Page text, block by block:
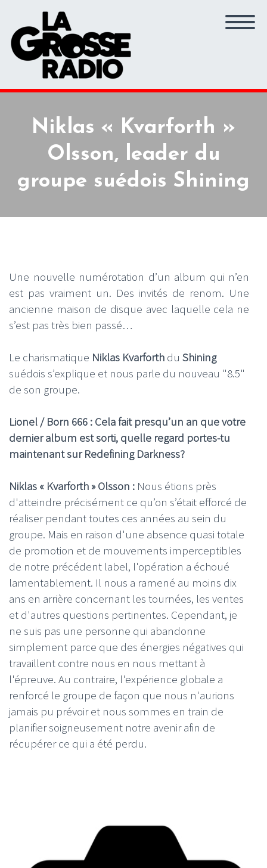
Niklas « Kvarforth »
Olsson, leader du
groupe suédois Shining
Une nouvelle numérotation d’un album qui n’en
est pas vraiment un. Des invités de renom. Une
ancienne maison de disque avec laquelle cela ne
s’est pas très bien passé…
Le charismatique Niklas Kvarforth du Shining
suédois s’explique et nous parle du nouveau "8.5"
de son groupe.
Lionel / Born 666 : Cela fait presqu’un an que votre
dernier album est sorti, quelle regard portes-tu
maintenant sur Redefining Darkness?
Niklas « Kvarforth » Olsson : Nous étions près
d'atteindre précisément ce qu’on s’était efforcé de
réaliser pendant toutes ces années au sein du
groupe. Mais en raison d'une absence quasi totale
de promotion et de mouvements imperceptibles
de notre précédent label, l'opération a échoué
lamentablement. Il nous a ramené au moins dix
ans en arrière concernant les tournées, les ventes
et d'autres questions pertinentes. Cependant, je
ne suis pas une personne qui abandonne
simplement parce que des énergies négatives qui
travaillent contre nous en nous mettant à
l'épreuve. Au contraire, l'expérience globale a
renforcé le groupe de façon que nous n'aurions
jamais pu prévoir et nous sommes en train de
planifier soigneusement notre avenir afin de
récupérer ce qui a été perdu.